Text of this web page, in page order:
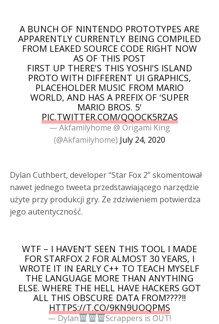
A BUNCH OF NINTENDO PROTOTYPES ARE
APPARENTLY CURRENTLY BEING COMPILED
FROM LEAKED SOURCE CODE RIGHT NOW
AS OF THIS POST
FIRST UP THERE'S THIS YOSHI'S ISLAND
PROTO WITH DIFFERENT UI GRAPHICS,
PLACEHOLDER MUSIC FROM MARIO
WORLD, AND HAS A PREFIX OF 'SUPER
MARIO BROS. 5'
PIC.TWITTER.COM/QQOCK5RZAS
— Akfamilyhome @ Origami King
(@Akfamilyhome) July 24, 2020
Dylan Cuthbert, developer “Star Fox 2” skomentował
nawet jednego tweeta przedstawiającego narzędzie
użyte przy produkcji gry. Ze zdziwieniem potwierdza
jego autentyczność.
WTF – I HAVEN’T SEEN THIS TOOL I MADE
FOR STARFOX 2 FOR ALMOST 30 YEARS, I
WROTE IT IN EARLY C++ TO TEACH MYSELF
THE LANGUAGE MORE THAN ANYTHING
ELSE. WHERE THE HELL HAVE HACKERS GOT
ALL THIS OBSCURE DATA FROM????!!
HTTPS://T.CO/9KN9UOQPMS
— Dylan
Scrappers is OUT!